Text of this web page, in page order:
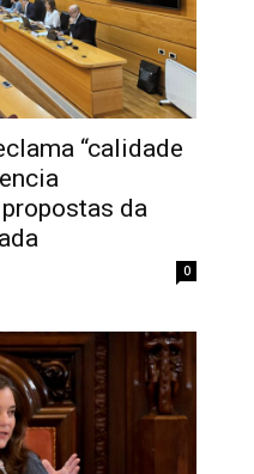
“calidade
da
0